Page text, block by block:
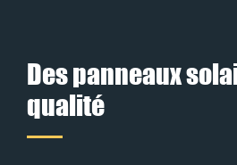
Des panneaux
qualité